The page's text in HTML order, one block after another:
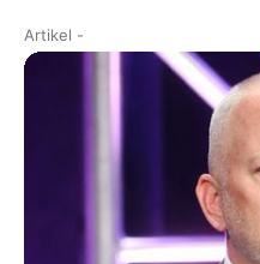
Artikel -